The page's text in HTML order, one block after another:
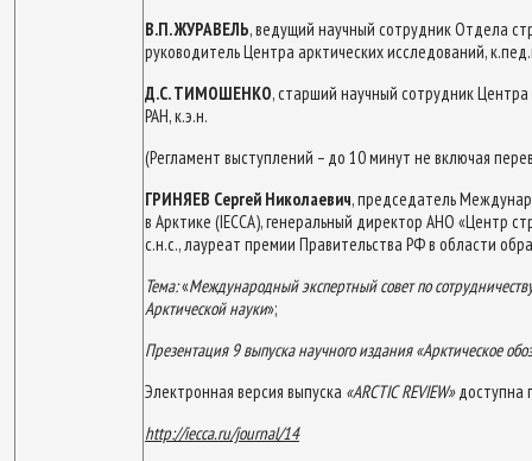
В.П. ЖУРАВЕЛЬ, ведущий научный сотрудник Отдела
руководитель Центра арктических исследований,
Д.С. ТИМОШЕНКО, старший научный сотрудник
РАН, к.э.н.
(Регламент выступлений – до 10 минут не включая
ГРИНЯЕВ Сергей Николаевич, председатель
в Арктике (IECCA), генеральный директор АНО «Центр
с.н.с., лауреат премии Правительства РФ в области
Тема:«Международный экспертный совет по
Арктической науки»;
Презентация 9 выпуска научного издания «Арктическое
Электронная версия выпуска «ARCTIC REVIEW» доступна
http://iecca.ru/journal/14